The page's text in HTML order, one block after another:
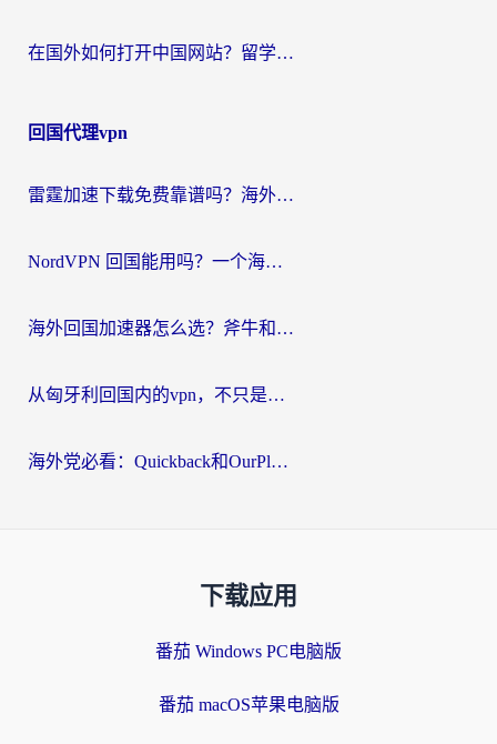
在国外如何打开中国网站？留学生与海外华人的无缝访问指南
回国代理vpn
雷霆加速下载免费靠谱吗？海外党选回国加速器的避坑指南（附热门工具对比）
NordVPN 回国能用吗？一个海外用户必须面对的真实困境
海外回国加速器怎么选？斧牛和海龟哪个好？一篇帮你避开坑的实用指南
从匈牙利回国内的vpn，不只是为了刷剧那么简单
海外党必看：Quickback和OurPlay好用吗？3分钟选对回国加速器，无缝刷剧玩游戏
下载应用
番茄 Windows PC电脑版
番茄 macOS苹果电脑版